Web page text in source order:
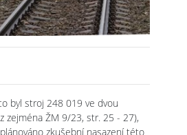
byl stroj 248 019 ve dvou
zejména ŽM 9/23, str. 25 - 27),
zkušební nasazení této